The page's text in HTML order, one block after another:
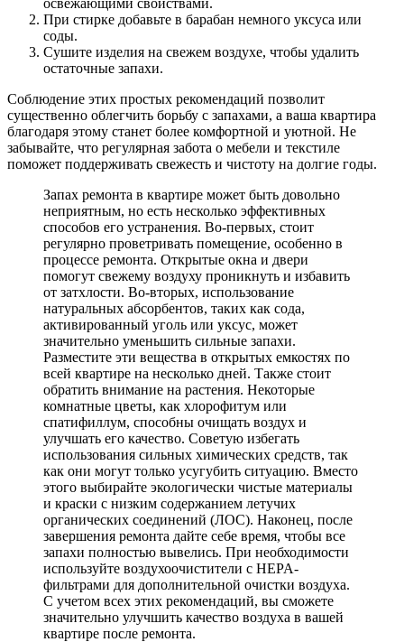
При стирке добавьте в барабан немного уксуса или
соды.
Сушите изделия на свежем воздухе, чтобы удалить
остаточные запахи.
Соблюдение этих простых рекомендаций позволит
существенно облегчить борьбу с запахами, а ваша квартира
благодаря этому станет более комфортной и уютной. Не
забывайте, что регулярная забота о мебели и текстиле
поможет поддерживать свежесть и чистоту на долгие годы.
Запах ремонта в квартире может быть довольно
неприятным, но есть несколько эффективных
способов его устранения. Во-первых, стоит
регулярно проветривать помещение, особенно в
процессе ремонта. Открытые окна и двери
помогут свежему воздуху проникнуть и избавить
от затхлости. Во-вторых, использование
натуральных абсорбентов, таких как сода,
активированный уголь или уксус, может
значительно уменьшить сильные запахи.
Разместите эти вещества в открытых емкостях по
всей квартире на несколько дней. Также стоит
обратить внимание на растения. Некоторые
комнатные цветы, как хлорофитум или
спатифиллум, способны очищать воздух и
улучшать его качество. Советую избегать
использования сильных химических средств, так
как они могут только усугубить ситуацию. Вместо
этого выбирайте экологически чистые материалы
и краски с низким содержанием летучих
органических соединений (ЛОС). Наконец, после
завершения ремонта дайте себе время, чтобы все
запахи полностью вывелись. При необходимости
используйте воздухоочистители с HEPA-
фильтрами для дополнительной очистки воздуха.
С учетом всех этих рекомендаций, вы сможете
значительно улучшить качество воздуха в вашей
квартире после ремонта.